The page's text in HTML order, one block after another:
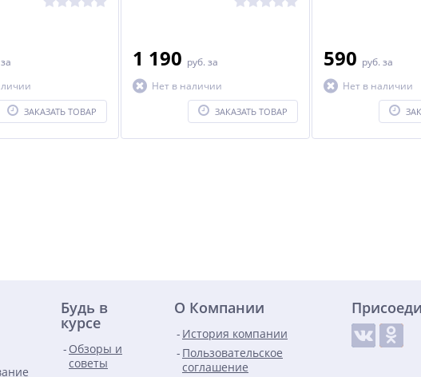
за
ЗАКАЗАТЬ ТОВАР
1 190 руб. за
Нет в наличии
ЗАКАЗАТЬ ТОВАР
590 руб. за
Нет в наличии
Будь в
курсе
Обзоры и
советы
О Компании
История компании
Пользовательское
соглашение